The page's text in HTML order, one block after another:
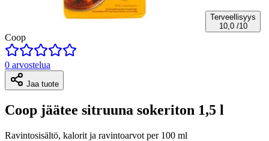
Terveellisyys
10,0 /10
Coop
0 arvostelua
Jaa tuote
Coop jäätee sitruuna sokeriton 1,5 l
Ravintosisältö, kalorit ja ravintoarvot per 100 ml